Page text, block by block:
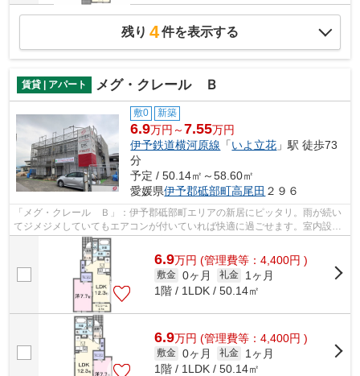
残り 4件を表示する
賃貸 | アパート メグ・クレール Ｂ
敷0 新築
6.9万円～7.55万円
伊予鉄道横河原線 「いよ立花 」駅 徒歩73
分
予定 / 50.14㎡～58.60㎡
愛媛県伊予郡砥部町高尾田 ２９６
「メグ・クレール Ｂ」：伊予郡砥部町エリアの新居にピッタリ。雨が続い
てジメジメしていてもエアコンが付いていれば快適に過ごせます。室内設備
は洗面所独立・浴室乾燥機など豊富に...
6.9万円 (管理費等：4,400円 )
敷金 0ヶ月 礼金
1ヶ月
1階 / 1LDK / 50.14㎡
6.9万円 (管理費等：4,400円 )
敷金 0ヶ月 礼金
1ヶ月
1階 / 1LDK / 50.14㎡